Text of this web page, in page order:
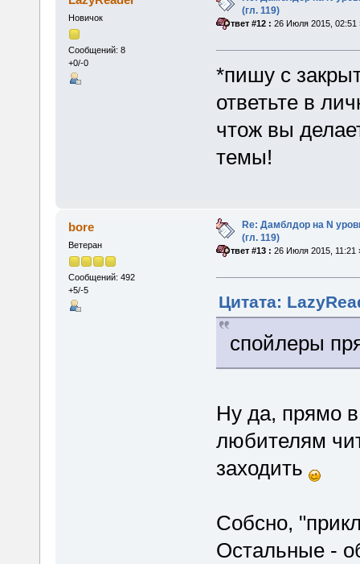
Новичок
Сообщений: 8
+0/-0
(гл. 119)
«Ответ #12 : 26 Июля 2015, 02:51
*пишу с
ответьте в
чтож вы
темы!
bore
Ветеран
Сообщений: 492
+5/-5
Re: Дамблдор на N
(гл. 119)
«Ответ #13 : 26 Июля 2015, 11:21
Цитата:
спойлеры
Ну да, прямо
любителям
заходить
Собсно,
Остальные -